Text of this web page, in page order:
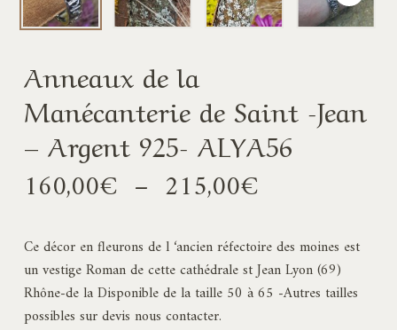
Anneaux de la
Manécanterie de Saint -Jean
– Argent 925- ALYA56
160,00€ – 215,00€Plage
prix :
160,00€
à
Ce décor en fleurons de l ‘ancien réfectoire des moines est
un vestige Roman de cette cathédrale st Jean Lyon (69)
Rhône-de la Disponible de la taille 50 à 65 -Autres tailles
possibles sur devis nous contacter.